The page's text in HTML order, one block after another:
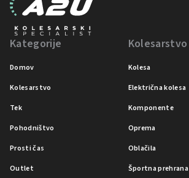
Kategorije
Domov
Kolesarstvo
Tek
Pohodništvo
Prosti čas
Outlet
Kolesarstvo
Kolesa
Električna kolesa
Komponente
Oprema
Oblačila
Športna prehrana